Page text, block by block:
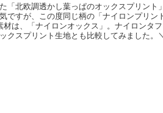
「北欧調透かし葉っぱのオックスプリント
ですが、この度同じ柄の「ナイロンプリ
は、「ナイロンオックス」。ナイロンタ
クスプリント生地とも比較してみました